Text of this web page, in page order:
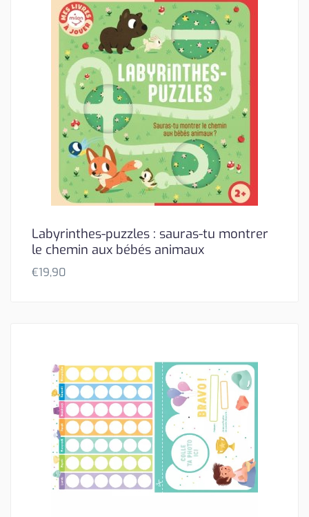
Labyrinthes-puzzles : sauras-tu montrer
le chemin aux bébés animaux
€19,90